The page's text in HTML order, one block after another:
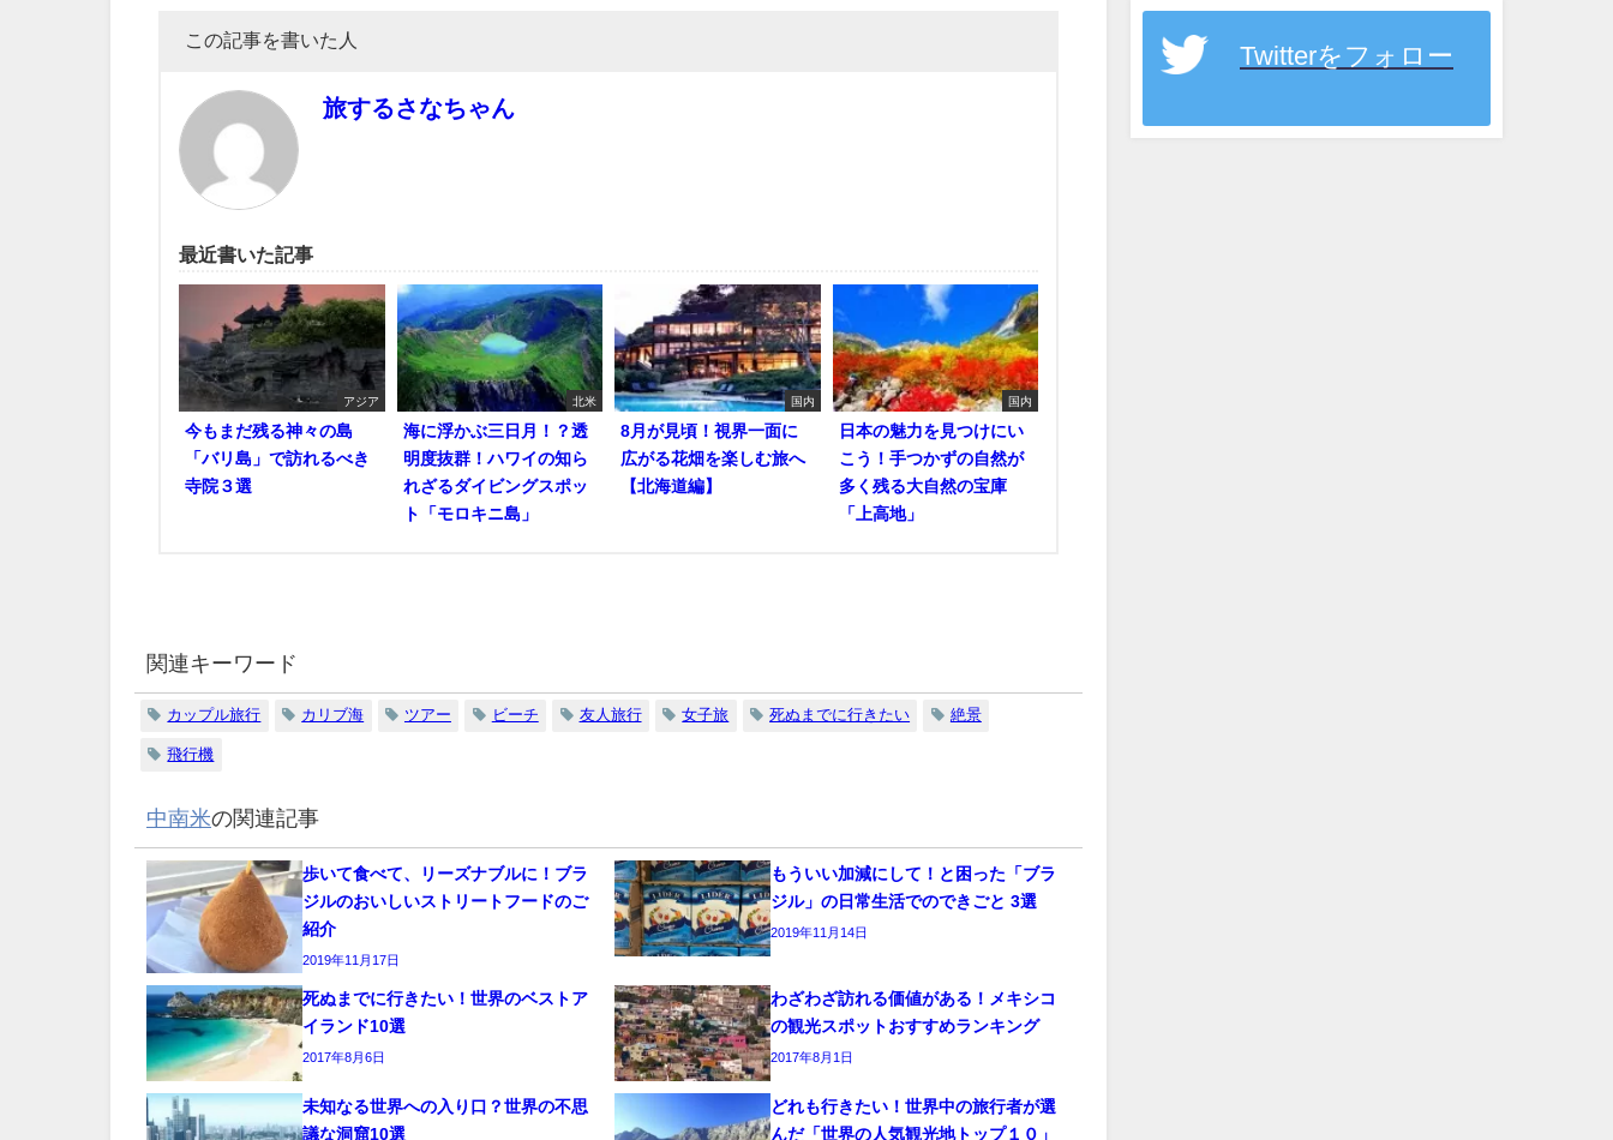
この記事を書いた人
旅するさなちゃん
最近書いた記事
アジア
今もまだ残る神々の島
「バリ島」で訪れるべき
寺院３選
北米
海に浮かぶ三日月！？透
明度抜群！ハワイの知ら
れざるダイビングスポッ
ト「モロキニ島」
国内
8月が見頃！視界一面に
広がる花畑を楽しむ旅へ
【北海道編】
国内
日本の魅力を見つけにい
こう！手つかずの自然が
多く残る大自然の宝庫
「上高地」
関連キーワード
カップル旅行 カリブ海 ツアー ビーチ 友人旅行 女子旅 死ぬまでに行きたい 絶景
飛行機
中南米の関連記事
歩いて食べて、リーズナブルに！ブラ
ジルのおいしいストリートフードのご
紹介
2019年11月17日
もういい加減にして！と困った「ブラ
ジル」の日常生活でのできごと 3選
2019年11月14日
死ぬまでに行きたい！世界のベストア
イランド10選
2017年8月6日
わざわざ訪れる価値がある！メキシコ
の観光スポットおすすめランキング
2017年8月1日
未知なる世界への入り口？世界の不思
議な洞窟10選
どれも行きたい！世界中の旅行者が選
んだ「世界の人気観光地トップ１０」
Twitterをフォロー